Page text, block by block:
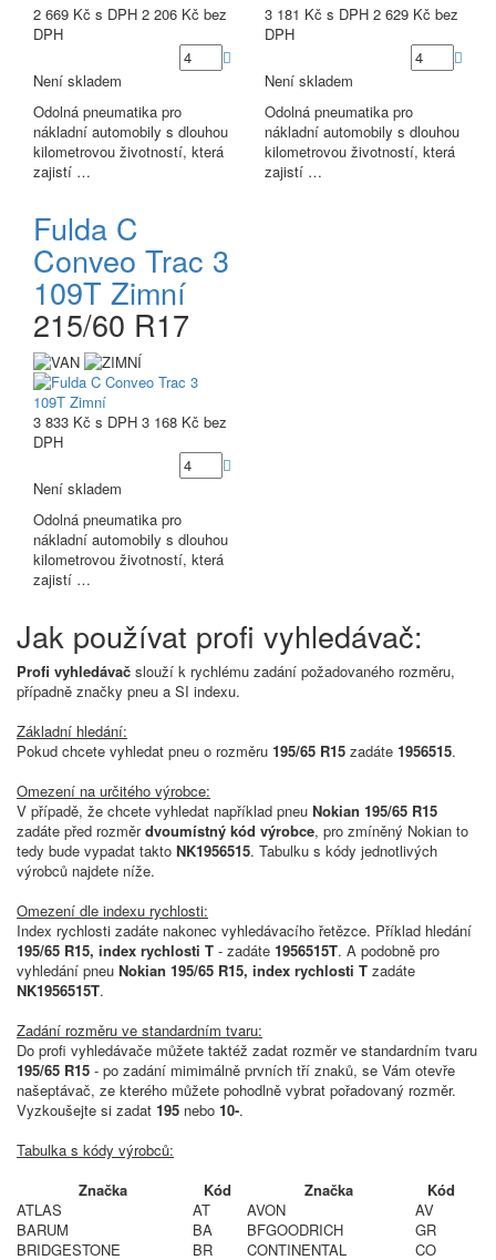
2 669 Kč s DPH 2 206 Kč bez
DPH
Není skladem
Odolná pneumatika pro
nákladní automobily s dlouhou
kilometrovou životností, která
zajistí …
3 181 Kč s DPH 2 629 Kč bez
DPH
Není skladem
Odolná pneumatika pro
nákladní automobily s dlouhou
kilometrovou životností, která
zajistí …
Fulda C
Conveo Trac 3
109T Zimní
215/60 R17
3 833 Kč s DPH 3 168 Kč bez
DPH
Není skladem
Odolná pneumatika pro
nákladní automobily s dlouhou
kilometrovou životností, která
zajistí …
Jak používat profi vyhledávač:
Profi vyhledávač slouží k rychlému zadání požadovaného rozměru,
případně značky pneu a SI indexu.
Základní hledání:
Pokud chcete vyhledat pneu o rozměru 195/65 R15 zadáte 1956515.
Omezení na určitého výrobce:
V případě, že chcete vyhledat například pneu Nokian 195/65 R15
zadáte před rozměrdvoumístný kód výrobce, pro zmíněný Nokian to
tedy bude vypadat takto NK1956515. Tabulku s kódy jednotlivých
výrobců najdete níže.
Omezení dle indexu rychlosti:
Index rychlosti zadáte nakonec vyhledávacího řetězce. Příklad hledání
195/65 R15, index rychlosti T - zadáte 1956515T. A podobně pro
vyhledání pneu Nokian 195/65 R15, index rychlosti T zadáte
NK1956515T.
Zadání rozměru ve standardním tvaru:
Do profi vyhledávače můžete taktéž zadat rozměr ve standardním tvaru
195/65 R15 - po zadání mimimálně prvních tří znaků, se Vám otevře
našeptávač, ze kterého můžete pohodlně vybrat pořadovaný rozměr.
Vyzkoušejte si zadat 195 nebo 10-.
Tabulka s kódy výrobců:
Značka
Kód Značka
Kód
ATLAS
AT AVON
AV
BARUM
BA BFGOODRICH
GR
BRIDGESTONE
BR CONTINENTAL
CO